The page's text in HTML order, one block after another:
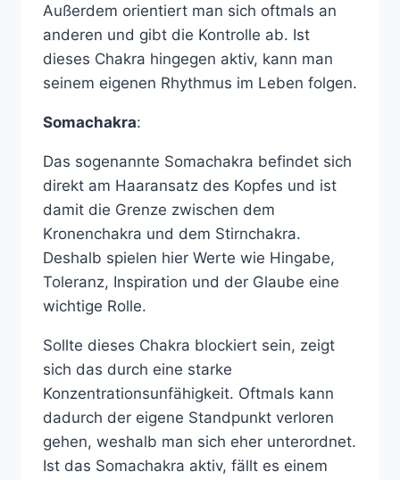
Außerdem orientiert man sich oftmals an
anderen und gibt die Kontrolle ab. Ist
dieses Chakra hingegen aktiv, kann man
seinem eigenen Rhythmus im Leben folgen.
Somachakra:
Das sogenannte Somachakra befindet sich
direkt am Haaransatz des Kopfes und ist
damit die Grenze zwischen dem
Kronenchakra und dem Stirnchakra.
Deshalb spielen hier Werte wie Hingabe,
Toleranz, Inspiration und der Glaube eine
wichtige Rolle.
Sollte dieses Chakra blockiert sein, zeigt
sich das durch eine starke
Konzentrationsunfähigkeit. Oftmals kann
dadurch der eigene Standpunkt verloren
gehen, weshalb man sich eher unterordnet.
Ist das Somachakra aktiv, fällt es einem